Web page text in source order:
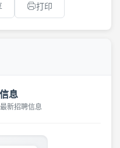
打印
息
新招聘信息